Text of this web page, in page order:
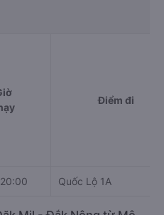
Điểm đi
Quốc Lộ 1A